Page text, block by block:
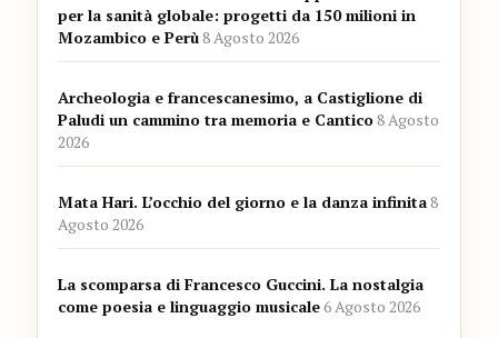
per la sanità globale: progetti da 150 milioni in
Mozambico e Perù8 Agosto 2026
Archeologia e francescanesimo, a Castiglione di
Paludi un cammino tra memoria e Cantico8 Agosto
2026
Mata Hari. L’occhio del giorno e la danza infinita8
Agosto 2026
La scomparsa di Francesco Guccini. La nostalgia
come poesia e linguaggio musicale6 Agosto 2026